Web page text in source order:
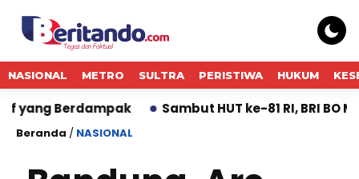
NASIONAL METRO SULTRA PERISTIWA HUKUM
Berdampak Sambut HUT ke-81 RI, BRI BO
Beranda / NASIONAL